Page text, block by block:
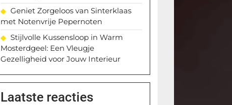
Geniet Zorgeloos van Sinterklaas
met Notenvrije Pepernoten
Stijlvolle Kussensloop in Warm
Mosterdgeel: Een Vleugje
Gezelligheid voor Jouw Interieur
Laatste reacties